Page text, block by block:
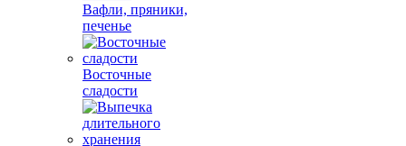
Вафли, пряники,
печенье
Восточные
сладости